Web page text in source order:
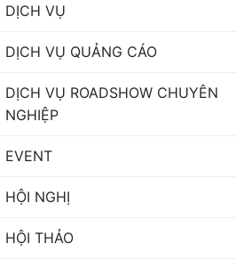
DỊCH VỤ
DỊCH VỤ QUẢNG CÁO
DỊCH VỤ ROADSHOW CHUYÊN
NGHIỆP
EVENT
HỘI NGHỊ
HỘI THẢO